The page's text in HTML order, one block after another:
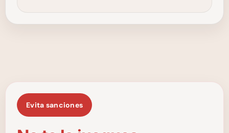
Evita sanciones